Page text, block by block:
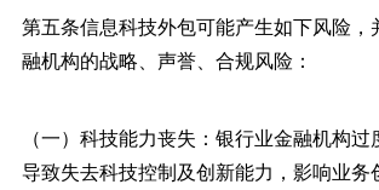
第五条信息科技外包可能产生如下风险，
融机构的战略、声誉、合规风险：
（一）科技能力丧失：银行业金融机构
导致失去科技控制及创新能力，影响业务